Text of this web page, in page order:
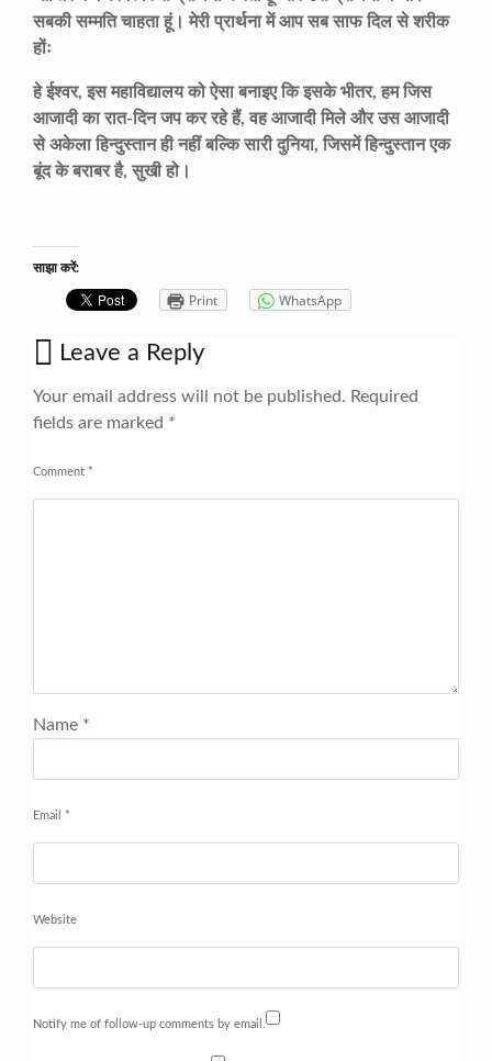
सबकी सम्मति चाहता हूं। मेरी प्रार्थना में आप सब साफ दिल से शरीक
होंः
हे ईश्वर, इस महाविद्यालय को ऐसा बनाइए कि इसके भीतर, हम जिस
आजादी का रात-दिन जप कर रहे हैं, वह आजादी मिले और उस आजादी
से अकेला हिन्दुस्तान ही नहीं बल्कि सारी दुनिया, जिसमें हिन्दुस्तान एक
बूंद के बराबर है, सुखी हो।
साझा करें:
Print WhatsApp
Leave a Reply
Your email address will not be published. Required
fields are marked *
Comment *
Name *
Email *
Website
Notify me of follow-up comments by email.